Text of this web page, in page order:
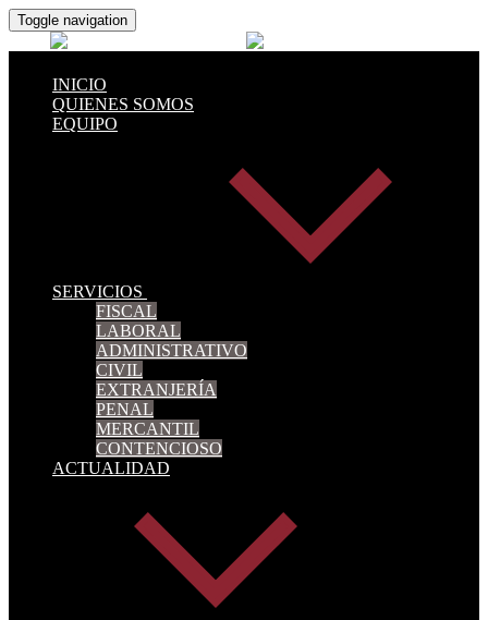
Toggle navigation
INICIO
QUIENES SOMOS
EQUIPO
SERVICIOS
FISCAL
LABORAL
ADMINISTRATIVO
CIVIL
EXTRANJERÍA
PENAL
MERCANTIL
CONTENCIOSO
ACTUALIDAD